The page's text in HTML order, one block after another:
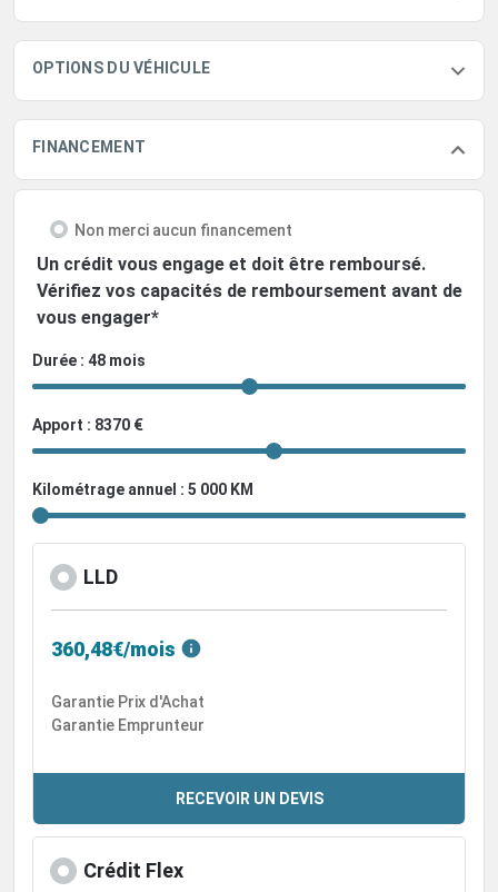
OPTIONS DU VÉHICULE
FINANCEMENT
Non merci aucun financement
Un crédit vous engage et doit être remboursé.
Vérifiez vos capacités de remboursement avant de
vous engager*
Durée : 48 mois
Apport : 8370 €
Kilométrage annuel : 5 000 KM
LLD
360,48€/mois
Garantie Prix d'Achat
Garantie Emprunteur
RECEVOIR UN DEVIS
Crédit Flex